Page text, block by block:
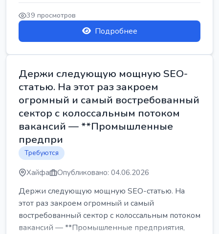
39 просмотров
Подробнее
Держи следующую мощную SEO-
статью. На этот раз закроем
огромный и самый востребованный
сектор с колоссальным потоком
вакансий — **Промышленные
предпри
Требуются
Хайфа Опубликовано: 04.06.2026
Держи следующую мощную SEO-статью. На
этот раз закроем огромный и самый
востребованный сектор с колоссальным потоком
вакансий — **Промышленные предприятия,